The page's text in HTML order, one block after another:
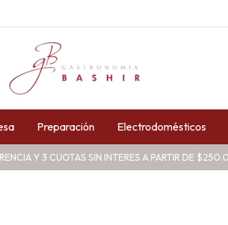
Preparación Electrodomésticos
Y 3 CUOTAS SIN INTERES A PARTIR DE